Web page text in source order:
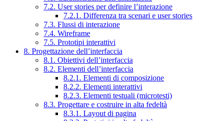
7.2. User stories per definire l’interazione
7.2.1. Differenza tra scenari e user stories
7.3. Flussi di interazione
7.4. Wireframe
7.5. Prototipi interattivi
8. Progettazione dell’interfaccia
8.1. Obiettivi dell’interfaccia
8.2. Elementi dell’interfaccia
8.2.1. Elementi di composizione
8.2.2. Elementi interattivi
8.2.3. Elementi testuali (microtesti)
8.3. Progettare e costruire in alta fedeltà
8.3.1. Layout di pagina